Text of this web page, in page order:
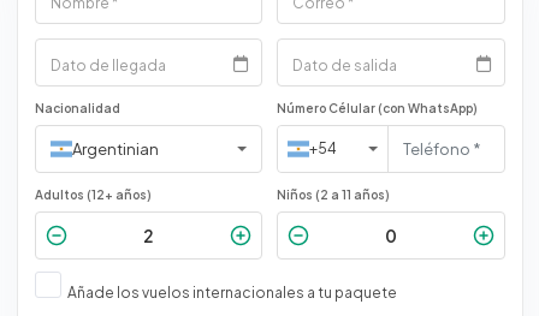
Nacionalidad
Argentinian
Número Célular (con WhatsApp)
+54
Adultos (12+ años) Niños (2 a 11 años)
Añade los vuelos internacionales a tu paquete